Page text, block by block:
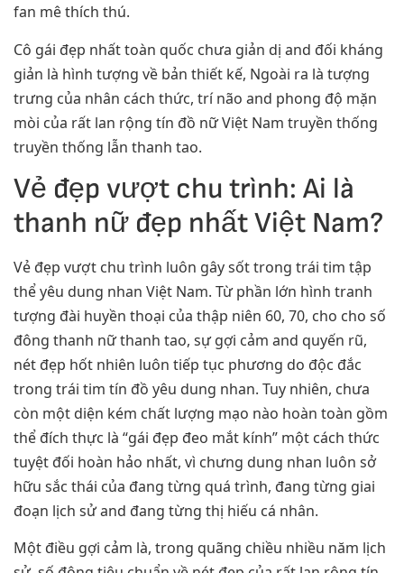
fan mê thích thú.
Cô gái đẹp nhất toàn quốc chưa giản dị and đối kháng
giản là hình tượng về bản thiết kế, Ngoài ra là tượng
trưng của nhân cách thức, trí não and phong độ mặn
mòi của rất lan rộng tín đồ nữ Việt Nam truyền thống
truyền thống lẫn thanh tao.
Vẻ đẹp vượt chu trình: Ai là
thanh nữ đẹp nhất Việt Nam?
Vẻ đẹp vượt chu trình luôn gây sốt trong trái tim tập
thể yêu dung nhan Việt Nam. Từ phần lớn hình tranh
tượng đài huyền thoại của thập niên 60, 70, cho cho số
đông thanh nữ thanh tao, sự gợi cảm and quyến rũ,
nét đẹp hốt nhiên luôn tiếp tục phương do độc đắc
trong trái tim tín đồ yêu dung nhan. Tuy nhiên, chưa
còn một diện kém chất lượng mạo nào hoàn toàn gồm
thể đích thực là “gái đẹp đeo mắt kính” một cách thức
tuyệt đối hoàn hảo nhất, vì chưng dung nhan luôn sở
hữu sắc thái của đang từng quá trình, đang từng giai
đoạn lịch sử and đang từng thị hiếu cá nhân.
Một điều gợi cảm là, trong quãng chiều nhiều năm lịch